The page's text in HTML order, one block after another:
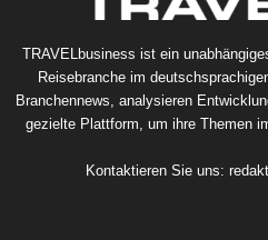
TRAVELbusiness ist ein
Reisebranche im
Branchennews, analysieren
gezielte Plattform, um ihre Themen
Kontaktieren Sie uns: